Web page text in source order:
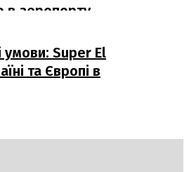
в аеропорту
Росію
умови: Super El
та Європі в